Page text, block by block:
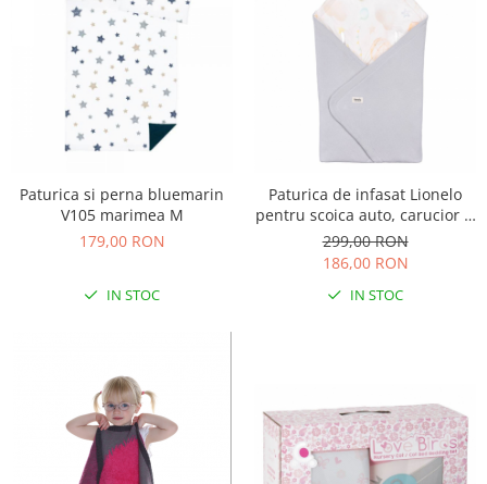
Paturica si perna bluemarin
V105 marimea M
179,00 RON
IN STOC
Paturica de infasat Lionelo
pentru scoica auto, carucior si
landou Albastru
299,00 RON
186,00 RON
IN STOC